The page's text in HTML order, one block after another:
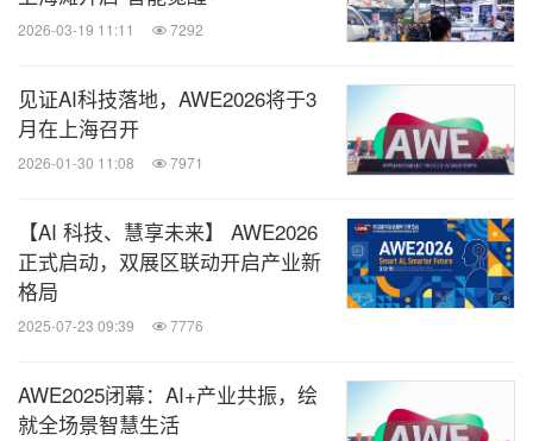
2026-03-19 11:11 7292
见证AI科技落地，AWE2026将于3
月在上海召开
2026-01-30 11:08 7971
【AI 科技、慧享未来】 AWE2026
正式启动，双展区联动开启产业新
格局
2025-07-23 09:39 7776
AWE2025闭幕：AI+产业共振，绘
就全场景智慧生活